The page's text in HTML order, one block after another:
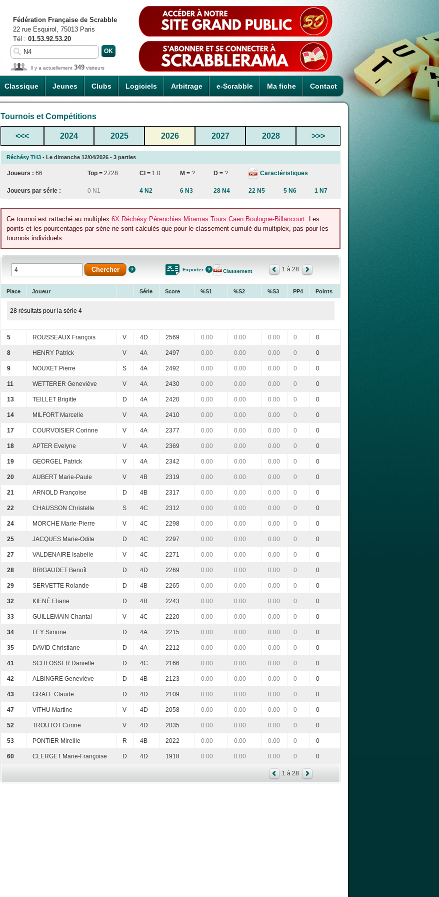
Classique Jeunes Clubs Logiciels Arbitrage e-Scrabble Ma fiche Contact
Fédération Française de Scrabble
22 rue Esquirol, 75013 Paris
Tél : 01.53.92.53.20
Il y a actuellement 349 visiteurs
Tournois et Compétitions
<<< 2024 2025 2026 2027 2028 >>>
Réchésy TH3 - Le dimanche 12/04/2026 - 3 parties
Joueurs : 66 Top = 2728 CI = 1.0 M = ? D = ? Caractéristiques
Joueurs par série : 0 N1 4 N2 6 N3 28 N4 22 N5 5 N6 1 N7
Ce tournoi est rattaché au multiplex 6X Réchésy Pérenchies Miramas Tours Caen Boulogne-Billancourt. Les
points et les pourcentages par série ne sont calculés que pour le classement cumulé du multiplex, pas pour les
tournois individuels.
Exporter Classement 1 à 28
Place Joueur Série Score %S1 %S2 %S3 PP4 Points
28 résultats pour la série 4
5 ROUSSEAUX François V 4D 2569 0.00 0.00 0.00 0 0
8 HENRY Patrick V 4A 2497 0.00 0.00 0.00 0 0
9 NOUXET Pierre S 4A 2492 0.00 0.00 0.00 0 0
11 WETTERER Geneviève V 4A 2430 0.00 0.00 0.00 0 0
13 TEILLET Brigitte D 4A 2420 0.00 0.00 0.00 0 0
14 MILFORT Marcelle V 4A 2410 0.00 0.00 0.00 0 0
17 COURVOISIER Corinne V 4A 2377 0.00 0.00 0.00 0 0
18 APTER Evelyne V 4A 2369 0.00 0.00 0.00 0 0
19 GEORGEL Patrick V 4A 2342 0.00 0.00 0.00 0 0
20 AUBERT Marie-Paule V 4B 2319 0.00 0.00 0.00 0 0
21 ARNOLD Françoise D 4B 2317 0.00 0.00 0.00 0 0
22 CHAUSSON Christelle S 4C 2312 0.00 0.00 0.00 0 0
24 MORCHE Marie-Pierre V 4C 2298 0.00 0.00 0.00 0 0
25 JACQUES Marie-Odile D 4C 2297 0.00 0.00 0.00 0 0
27 VALDENAIRE Isabelle V 4C 2271 0.00 0.00 0.00 0 0
28 BRIGAUDET Benoît D 4D 2269 0.00 0.00 0.00 0 0
29 SERVETTE Rolande D 4B 2265 0.00 0.00 0.00 0 0
32 KIENÉ Eliane D 4B 2243 0.00 0.00 0.00 0 0
33 GUILLEMAIN Chantal V 4C 2220 0.00 0.00 0.00 0 0
34 LEY Simone D 4A 2215 0.00 0.00 0.00 0 0
35 DAVID Christiane D 4A 2212 0.00 0.00 0.00 0 0
41 SCHLOSSER Danielle D 4C 2166 0.00 0.00 0.00 0 0
42 ALBINGRE Geneviève D 4B 2123 0.00 0.00 0.00 0 0
43 GRAFF Claude D 4D 2109 0.00 0.00 0.00 0 0
47 VITHU Martine V 4D 2058 0.00 0.00 0.00 0 0
52 TROUTOT Corine V 4D 2035 0.00 0.00 0.00 0 0
53 PONTIER Mireille R 4B 2022 0.00 0.00 0.00 0 0
60 CLERGET Marie-Françoise D 4D 1918 0.00 0.00 0.00 0 0
1 à 28